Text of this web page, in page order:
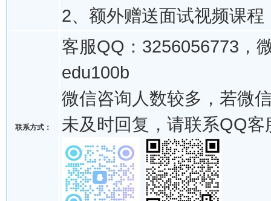
2、额外赠送面试视频课程
联系方式：
客服QQ：3256056773，
edu100b
微信咨询人数较多，若微
未及时回复，请联系QQ客